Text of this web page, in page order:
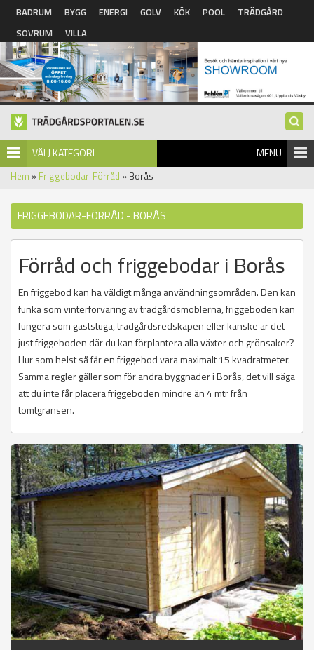
Hoppa till huvudinnehåll
BADRUM BYGG ENERGI GOLV KÖK POOL
TRÄDGÅRD
SOVRUM
VILLA
VÄLJ KATEGORI MENU
Hem » Friggebodar-Förråd » Borås
FRIGGEBODAR-FÖRRÅD - BORÅS
Förråd och friggebodar i Borås
En friggebod kan ha väldigt många användningsområden. Den kan
funka som vinterförvaring av trädgårdsmöblerna, friggeboden kan
fungera som gäststuga, trädgårdsredskapen eller kanske är det
just friggeboden där du kan förplantera alla växter och grönsaker?
Hur som helst så får en friggebod vara maximalt 15 kvadratmeter.
Samma regler gäller som för andra byggnader i Borås, det vill säga
att du inte får placera friggeboden mindre än 4 mtr från
tomtgränsen.